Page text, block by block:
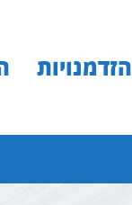
הזדמנויות